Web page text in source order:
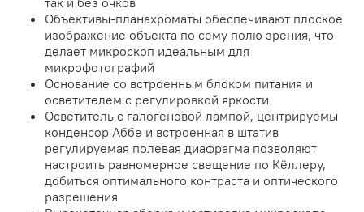
Объективы-планахроматы обеспечивают плоское
изображение объекта по сему полю зрения, что
делает микроскоп идеальным для
микрофотографий
Основание со встроенным блоком питания и
осветителем с регулировкой яркости
Осветитель с галогеновой лампой, центрируемы
конденсор Аббе и встроенная в штатив
регулируемая полевая диафрагма позволяют
настроить равномерное свещение по Кёллеру,
добиться оптимального контраста и оптического
разрешения